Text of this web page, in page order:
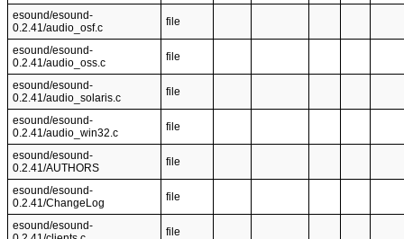
esound/esound-
0.2.41/audio_osf.c
file
esound/esound-
0.2.41/audio_oss.c
file
esound/esound-
0.2.41/audio_solaris.c
file
esound/esound-
0.2.41/audio_win32.c
file
esound/esound-
0.2.41/AUTHORS
file
esound/esound-
0.2.41/ChangeLog
file
esound/esound-
file